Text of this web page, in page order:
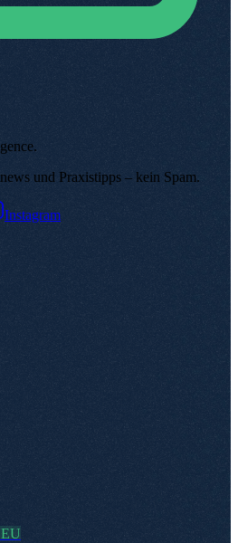
.
und Praxistipps – kein Spam.
Instagram